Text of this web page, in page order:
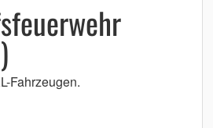
Fahrzeugen.